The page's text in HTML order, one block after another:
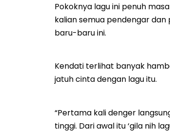
Pokoknya lagu ini penuh
kalian semua pendengar dan
baru-baru ini.
Kendati terlihat banyak
jatuh cinta dengan lagu itu.
“Pertama kali denger
tinggi. Dari awal itu ‘gila nih